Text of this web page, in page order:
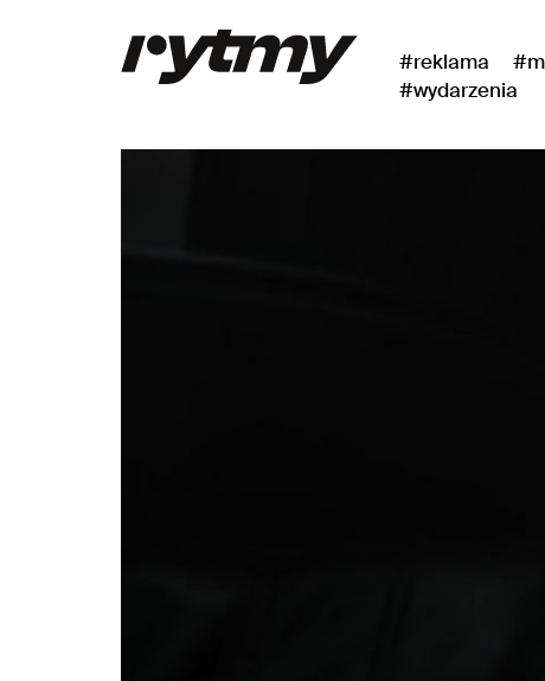
#reklama
#wydarzenia